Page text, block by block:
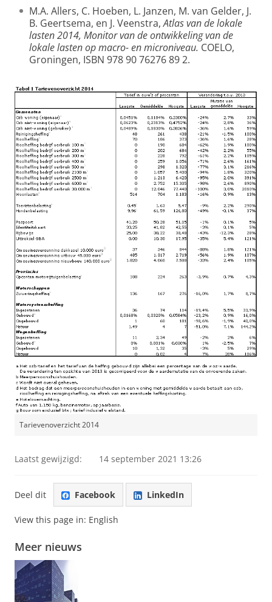
M.A. Allers, C. Hoeben, L. Janzen, M. van Gelder, J.
B. Geertsema, en J. Veenstra,Atlas van de lokale
lasten 2014, Monitor van de ontwikkeling van de
lokale lasten op macro- en microniveau. COELO,
Groningen, ISBN 978 90 76276 89 2.
Tarievenoverzicht 2014
Laatst gewijzigd: 14 september 2021 13:26
Deel dit Facebook LinkedIn
View this page in: English
Meer nieuws